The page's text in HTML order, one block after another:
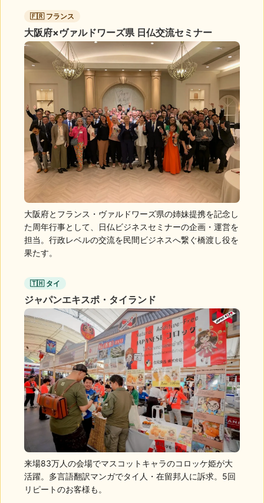
🇫🇷 フランス
大阪府×ヴァルドワーズ県 日仏交流セミナー
大阪府とフランス・ヴァルドワーズ県の姉妹提携を記念し
た周年行事として、日仏ビジネスセミナーの企画・運営を
担当。行政レベルの交流を民間ビジネスへ繋ぐ橋渡し役を
果たす。
🇹🇭 タイ
ジャパンエキスポ・タイランド
来場83万人の会場でマスコットキャラのコロッケ姫が大
活躍。多言語翻訳マンガでタイ人・在留邦人に訴求。5回
リピートのお客様も。